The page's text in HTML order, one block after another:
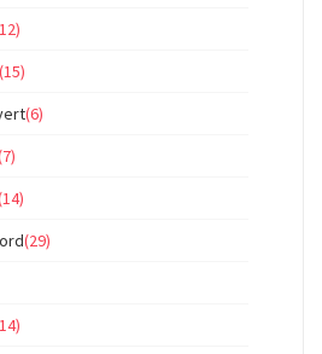
(15)
(6)
(29)